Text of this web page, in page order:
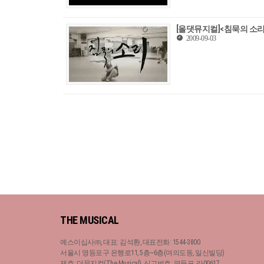
[올댓뮤지컬]<침묵의 소
2009-09-03
THE MUSICAL
예스이십사㈜, 대표: 김석환, 대표전화: 1544-3800
서울시 영등포구 은행로11, 5층~6층(여의도동, 일신빌딩)